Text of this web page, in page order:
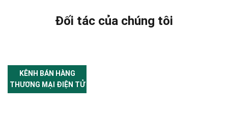
Đối tác của chúng tôi
KÊNH BÁN HÀNG
THƯƠNG MẠI ĐIỆN TỬ